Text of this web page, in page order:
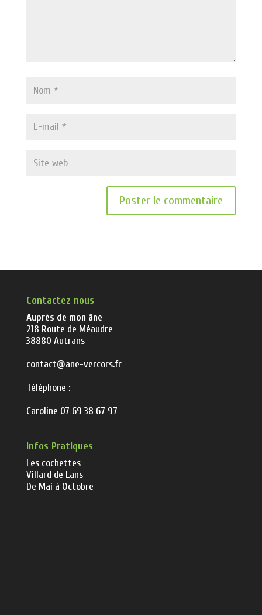
Contactez nous
Auprès de mon âne
218 Route de Méaudre
38880 Autrans
contact@ane-vercors.fr
Téléphone :
Caroline 07 69 38 67 97
Infos Pratiques
Les cochettes
Villard de Lans
De Mai à Octobre